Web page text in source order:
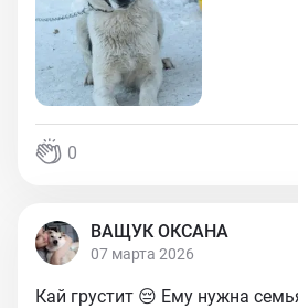
0
ВАЩУК ОКСАНА
07 марта 2026
Кай грустит 😔 Ему нужна